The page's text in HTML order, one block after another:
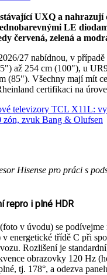
UXQ a nahrazují
LE
červená, zelená a
27 nabídnou, v případě
až 254 cm (100"), u
(85"). Všechny mají mít
certifikaci na
televizory TCL X11L:
zón, zvuk Bang & Olufsen
Hisense pro práci s
repro i plné HDR
v úvodu) se podívejme
energetické třídě C při
Rozlišení je
obrazovky 120 Hz
tj. 178°, a odezva